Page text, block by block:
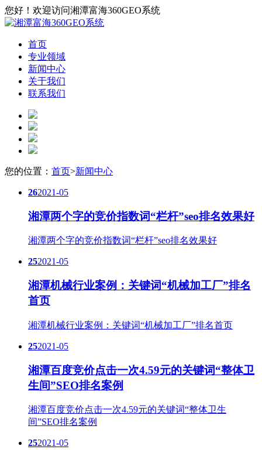
您好！欢迎访问湘潭富海360GEO系统
首页
专业领域
新闻中心
关于我们
联系我们
您的位置： 首页>新闻中心
262021-05
湘潭两个字的竞价指数词“栏杆”seo排名效果好
湘潭两个字的竞价指数词“栏杆”seo排名效果好
252021-05
湘潭机械行业案例：关键词“机械加工厂”排名
首页
湘潭机械行业案例：关键词“机械加工厂”排名首页
252021-05
湘潭百度竞价点击一次4.59元的关键词“整体卫
生间”SEO排名案例
湘潭百度竞价点击一次4.59元的关键词“整体卫生
间”SEO排名案例
252021-05